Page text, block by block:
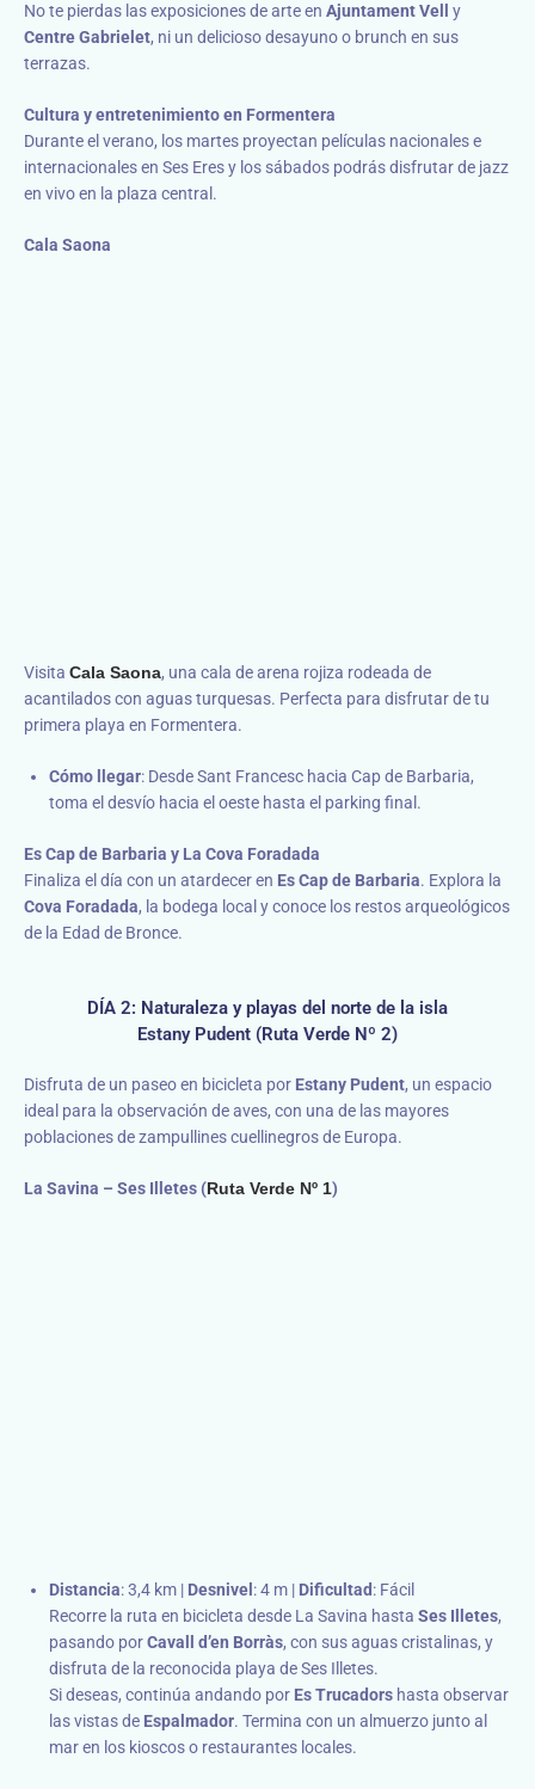
No te pierdas las exposiciones de arte en Ajuntament Vell
y
Centre Gabrielet, ni un delicioso desayuno o brunch en sus
terrazas.
Cultura y entretenimiento en Formentera
Durante el verano, los martes proyectan películas nacionales e
internacionales en Ses Eres y los sábados podrás disfrutar de jazz
en vivo en la plaza central.
Cala Saona
Visita Cala Saona, una cala de arena rojiza rodeada de
acantilados con aguas turquesas. Perfecta para disfrutar de tu
primera playa en Formentera.
Cómo llegar: Desde Sant Francesc hacia Cap de Barbaria,
toma el desvío hacia el oeste hasta el parking final.
Es Cap de Barbaria y La Cova Foradada
Finaliza el día con un atardecer en Es Cap de Barbaria. Explora la
Cova Foradada, la bodega local y conoce los restos arqueológicos
de la Edad de Bronce.
DÍA 2: Naturaleza y playas del norte de la isla
Estany Pudent (Ruta Verde Nº 2)
Disfruta de un paseo en bicicleta por Estany Pudent, un espacio
ideal para la observación de aves, con una de las mayores
poblaciones de zampullines cuellinegros de Europa.
La Savina – Ses Illetes (Ruta Verde Nº 1)
Distancia: 3,4 km | Desnivel : 4 m | Dificultad : Fácil
Recorre la ruta en bicicleta desde La Savina hasta Ses Illetes,
pasando porCavall d’en Borràs, con sus aguas cristalinas, y
disfruta de la reconocida playa de Ses Illetes.
Si deseas, continúa andando por Es Trucadors hasta observar
las vistas de Espalmador. Termina con un almuerzo junto al
mar en los kioscos o restaurantes locales.